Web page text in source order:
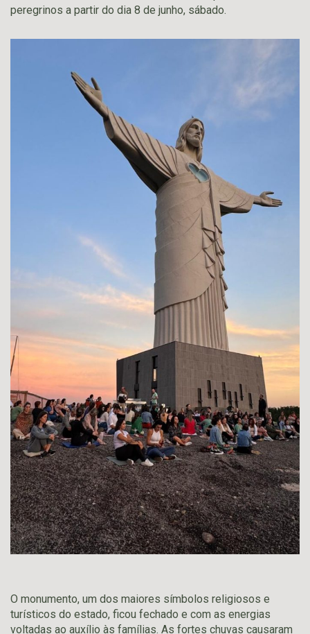
peregrinos a partir do dia 8 de junho, sábado.
O monumento, um dos maiores símbolos religiosos e
turísticos do estado, ficou fechado e com as energias
voltadas ao auxílio às famílias. As fortes chuvas causaram